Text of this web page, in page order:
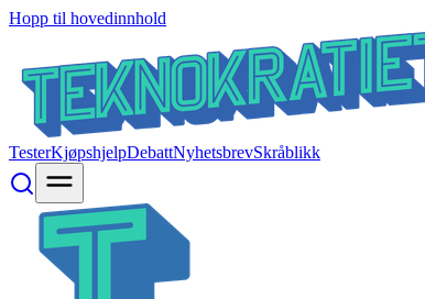
Hopp til hovedinnhold
TesterKjøpshjelpDebattNyhetsbrevSkråblikk